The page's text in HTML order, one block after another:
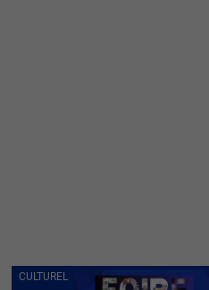
CULTUREL